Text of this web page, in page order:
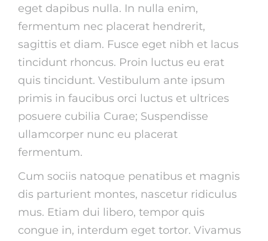
eget dapibus nulla. In nulla enim,
fermentum nec placerat hendrerit,
sagittis et diam. Fusce eget nibh et lacus
tincidunt rhoncus. Proin luctus eu erat
quis tincidunt. Vestibulum ante ipsum
primis in faucibus orci luctus et ultrices
posuere cubilia Curae; Suspendisse
ullamcorper nunc eu placerat
fermentum.
Cum sociis natoque penatibus et magnis
dis parturient montes, nascetur ridiculus
mus. Etiam dui libero, tempor quis
congue in, interdum eget tortor. Vivamus